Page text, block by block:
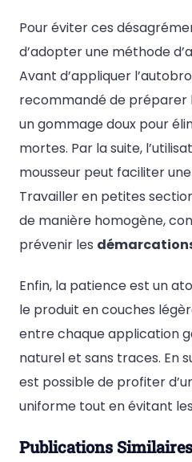
Pour éviter ces
d’adopter une méthode
Avant d’appliquer
recommandé de préparer
un gommage doux pour
mortes. Par la suite,
mousseur peut faciliter
Travailler en petites
de manière homogène,
prévenir les
Enfin, la patience est un
le produit en couches
entre chaque application
naturel et sans traces. En
est possible de profiter
uniforme tout en évitant
Publications